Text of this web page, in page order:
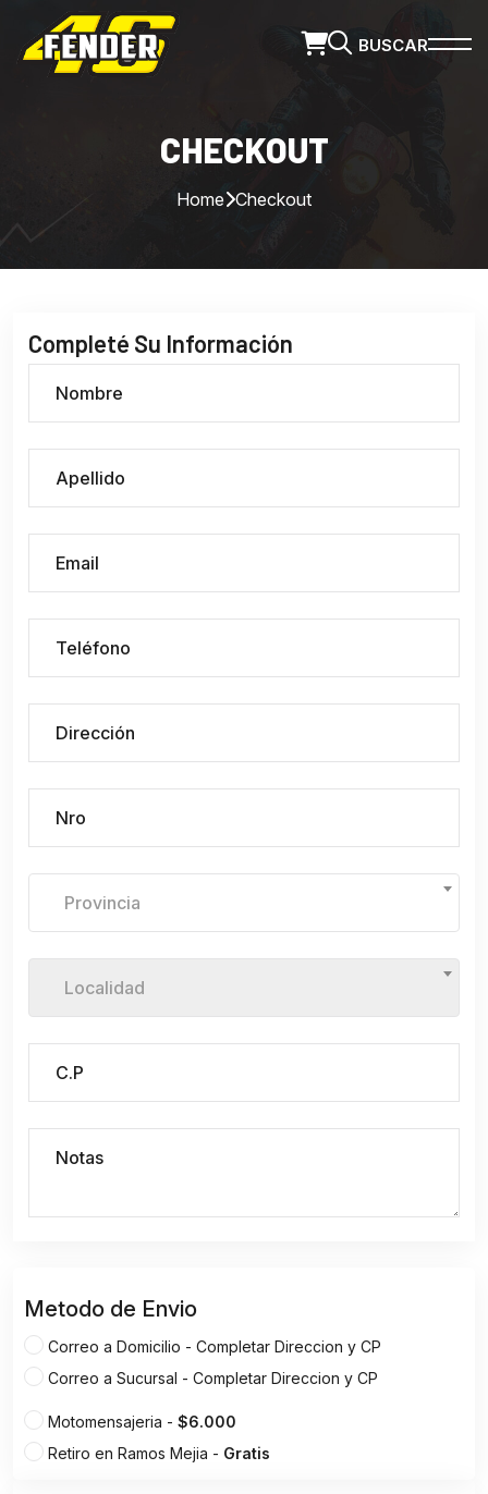
BUSCAR
CHECKOUT
Home Checkout
Completé Su Información
Provincia
Localidad
Metodo de Envio
Correo a Domicilio - Completar Direccion y CP
Correo a Sucursal - Completar Direccion y CP
Motomensajeria - $6.000
Retiro en Ramos Mejia - Gratis